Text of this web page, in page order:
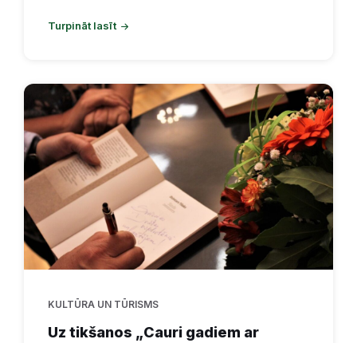
Turpināt lasīt
KULTŪRA UN TŪRISMS
Uz tikšanos „Cauri gadiem ar